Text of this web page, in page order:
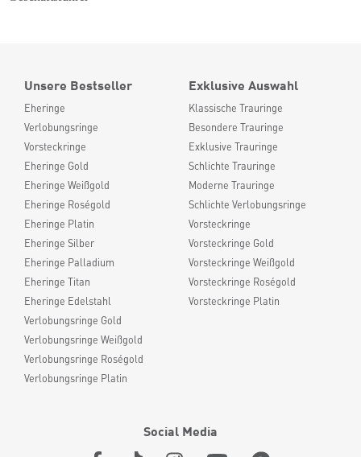
Unsere Bestseller
Eheringe
Verlobungsringe
Vorsteckringe
Eheringe Gold
Eheringe Weißgold
Eheringe Roségold
Eheringe Platin
Eheringe Silber
Eheringe Palladium
Eheringe Titan
Eheringe Edelstahl
Verlobungsringe Gold
Verlobungsringe Weißgold
Verlobungsringe Roségold
Verlobungsringe Platin
Exklusive Auswahl
Klassische Trauringe
Besondere Trauringe
Exklusive Trauringe
Schlichte Trauringe
Moderne Trauringe
Schlichte Verlobungsringe
Vorsteckringe
Vorsteckringe Gold
Vorsteckringe Weißgold
Vorsteckringe Roségold
Vorsteckringe Platin
Social Media